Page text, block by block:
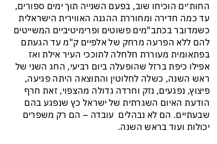
הלך לעולמו: וינסנט פסטורה, המאפיונר האהוב של אמריקה, מת בגיל 80
החות׳ים הוכיחו שוב, בפעם השנייה תוך ימים ספורים,
עד כמה חדירה ומחוררת ההגנה האווירית הישראלית
כשמדובר בכתב"מים פשוטים ופרימיטיביים המשייטים
להם ללא הפרעה מרחק של אלפיים ק"מ עד הגעתם
בפתאומית מעוררת חלחלה לתוככי העיר אילת ואז
אפילו כיפת ברזל שהופעלה ביום רביעי, החג השני של
ראש השנה, כשלה לחלוטין והתוצאה היתה פגיעה,
פיצוץ, נפגעים, נזק וחרדה גדולה מהצפוי, זאת חרף
הודעת האיום השגרתית של ישראל כץ שנפגע בהם
שבעתיים. הם לא נבהלים עובדה – הם רק משפרים
יכולות ועוד בראש השנה.